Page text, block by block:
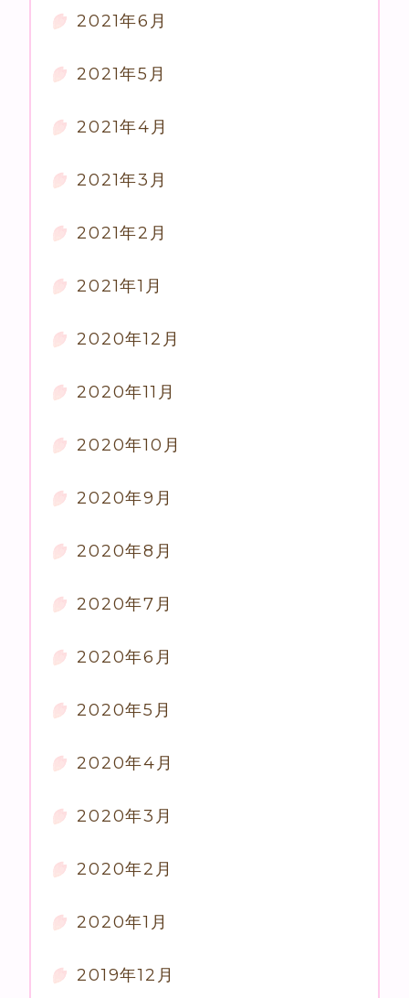
2021年6月
2021年5月
2021年4月
2021年3月
2021年2月
2021年1月
2020年12月
2020年11月
2020年10月
2020年9月
2020年8月
2020年7月
2020年6月
2020年5月
2020年4月
2020年3月
2020年2月
2020年1月
2019年12月